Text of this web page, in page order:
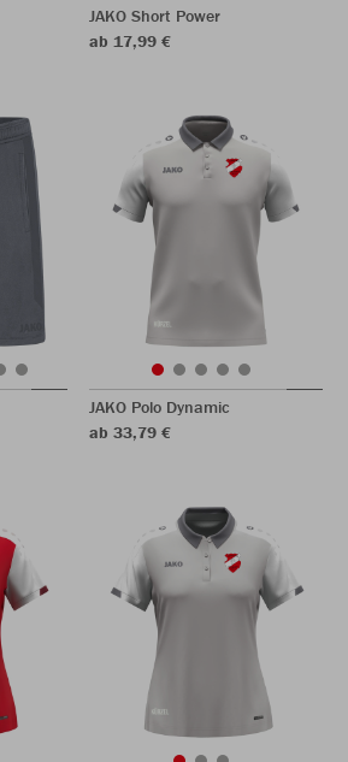
JAKO Short Power
ab 17,99 €
JAKO Polo Dynamic
ab 33,79 €